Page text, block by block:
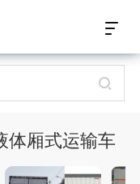
体厢式运输车